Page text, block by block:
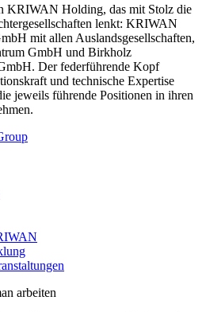
KRIWAN Holding, das mit Stolz die
lenkt: KRIWAN
mit allen Auslandsgesellschaften,
GmbH und Birkholz
Der federführende Kopf
und technische Expertise
jeweils führende Positionen in ihren
arbeiten